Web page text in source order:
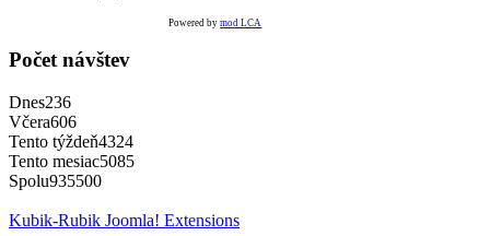
Powered bymod LCA
Počet návštev
Dnes236
Včera606
Tento týždeň4324
Tento mesiac5085
Spolu935500
Kubik-Rubik Joomla! Extensions